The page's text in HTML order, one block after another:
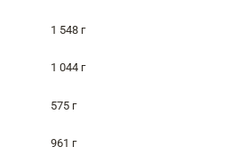
1 548 г
1 044 г
575 г
961 г